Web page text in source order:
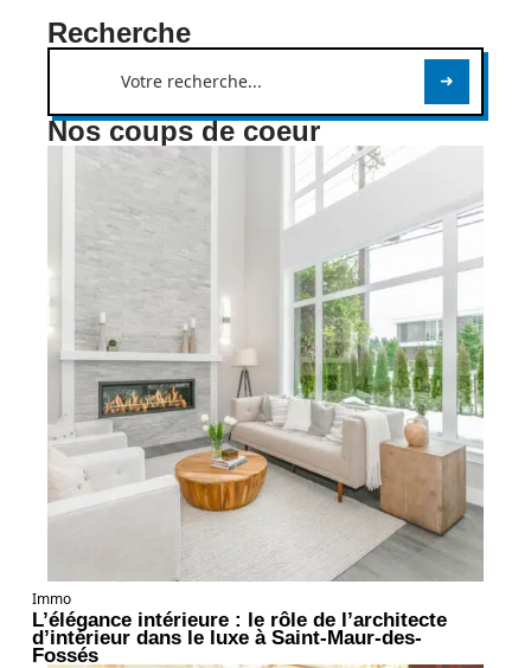
Recherche
Nos coups de coeur
Immo
L’élégance intérieure : le rôle de l’architecte
d’intérieur dans le luxe à Saint-Maur-des-
Fossés